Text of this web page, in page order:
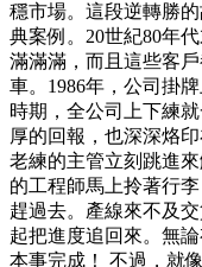
穩市場。這段逆轉勝
典案例。20世紀80年
滿滿滿，而且這些客
車。1986年，公司掛
時期，全公司上下練
厚的回報，也深深烙
老練的主管立刻跳進
的工程師馬上拎著行
趕過去。產線來不及
起把進度追回來。無
本事完成！ 不過，就